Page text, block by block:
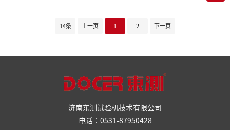
14条 上一页 1 2 下一页
济南东测试验机技术有限公司
电话：0531-87950428